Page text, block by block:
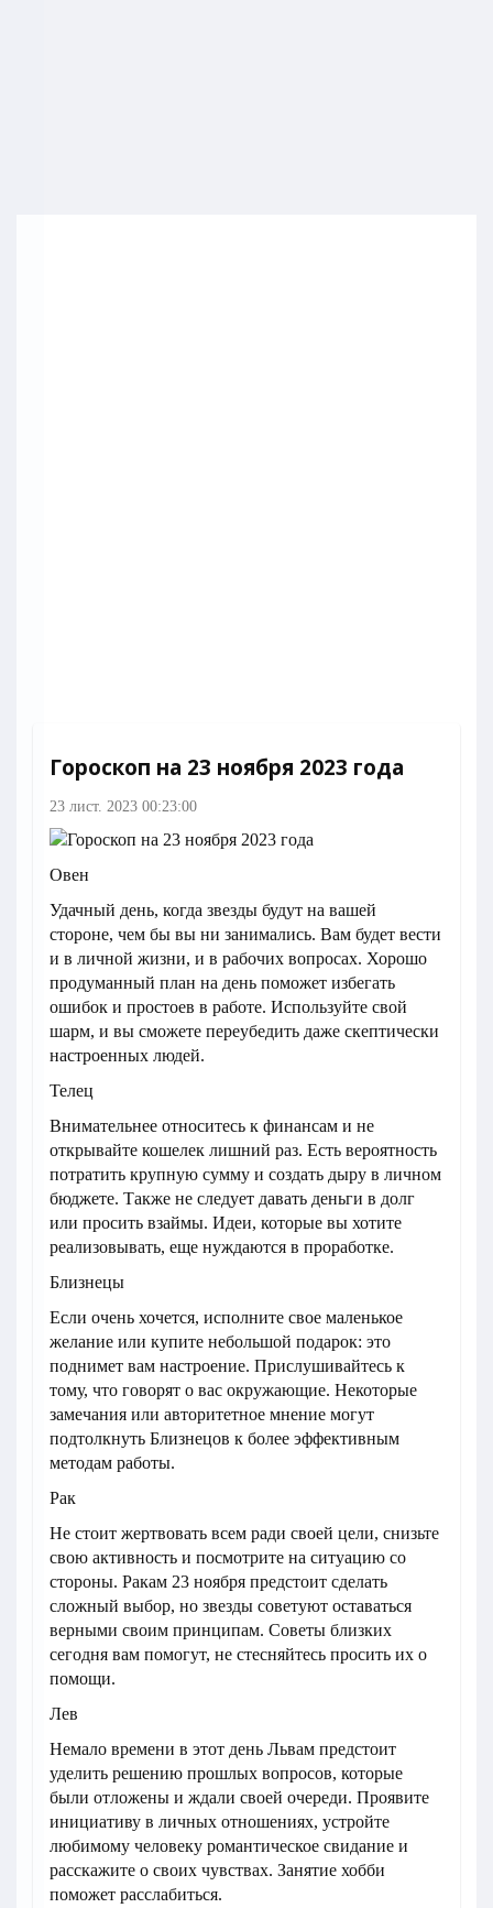
Гороскоп на 23 ноября 2023 года
23 лист. 2023 00:23:00
Овен
Удачный день, когда звезды будут на вашей
стороне, чем бы вы ни занимались. Вам будет вести
и в личной жизни, и в рабочих вопросах. Хорошо
продуманный план на день поможет избегать
ошибок и простоев в работе. Используйте свой
шарм, и вы сможете переубедить даже скептически
настроенных людей.
Телец
Внимательнее относитесь к финансам и не
открывайте кошелек лишний раз. Есть вероятность
потратить крупную сумму и создать дыру в личном
бюджете. Также не следует давать деньги в долг
или просить взаймы. Идеи, которые вы хотите
реализовывать, еще нуждаются в проработке.
Близнецы
Если очень хочется, исполните свое маленькое
желание или купите небольшой подарок: это
поднимет вам настроение. Прислушивайтесь к
тому, что говорят о вас окружающие. Некоторые
замечания или авторитетное мнение могут
подтолкнуть Близнецов к более эффективным
методам работы.
Рак
Не стоит жертвовать всем ради своей цели, снизьте
свою активность и посмотрите на ситуацию со
стороны. Ракам 23 ноября предстоит сделать
сложный выбор, но звезды советуют оставаться
верными своим принципам. Советы близких
сегодня вам помогут, не стесняйтесь просить их о
помощи.
Лев
Немало времени в этот день Львам предстоит
уделить решению прошлых вопросов, которые
были отложены и ждали своей очереди. Проявите
инициативу в личных отношениях, устройте
любимому человеку романтическое свидание и
расскажите о своих чувствах. Занятие хобби
поможет расслабиться.